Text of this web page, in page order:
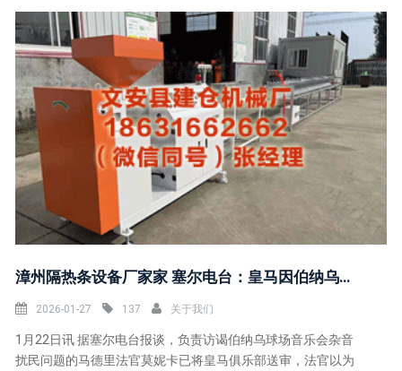
漳州隔热条设备厂家家 塞尔电台：皇马因伯纳乌球场杂音信题濒临指控
2026-01-27 137 关于我们
1月22日讯 据塞尔电台报谈，负责访谒伯纳乌球场音乐会杂音
扰民问题的马德里法官莫妮卡已将皇马俱乐部送审，法官以为